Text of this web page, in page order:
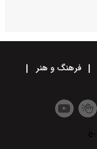
فرهنگ و هنر